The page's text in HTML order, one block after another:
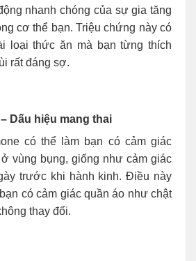
nhanh chóng của sự gia tăng
cơ thể bạn. Triệu chứng này có
loại thức ăn mà bạn từng thích
rất đáng sợ.
Dấu hiệu mang thai
có thể làm bạn có cảm giác
vùng bụng, giống như cảm giác
trước khi hành kinh. Điều này
có cảm giác quần áo như chật
thay đổi.